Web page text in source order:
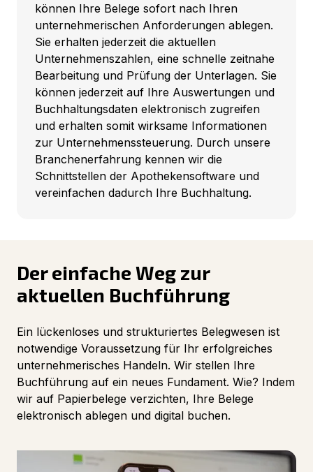
können Ihre Belege sofort nach Ihren
unternehmerischen Anforderungen ablegen.
Sie erhalten jederzeit die aktuellen
Unternehmenszahlen, eine schnelle zeitnahe
Bearbeitung und Prüfung der Unterlagen. Sie
können jederzeit auf Ihre Auswertungen und
Buchhaltungsdaten elektronisch zugreifen
und erhalten somit wirksame Informationen
zur Unternehmenssteuerung. Durch unsere
Branchenerfahrung kennen wir die
Schnittstellen der Apothekensoftware und
vereinfachen dadurch Ihre Buchhaltung.
Der einfache Weg zur
aktuellen Buchführung
Ein lückenloses und strukturiertes Belegwesen ist
notwendige Voraussetzung für Ihr erfolgreiches
unternehmerisches Handeln. Wir stellen Ihre
Buchführung auf ein neues Fundament. Wie? Indem
wir auf Papierbelege verzichten, Ihre Belege
elektronisch ablegen und digital buchen.